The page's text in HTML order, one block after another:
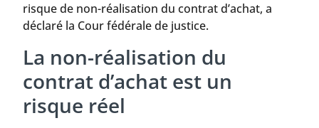
risque de non-réalisation du contrat d’achat, a
déclaré la Cour fédérale de justice.
La non-réalisation du
contrat d’achat est un
risque réel